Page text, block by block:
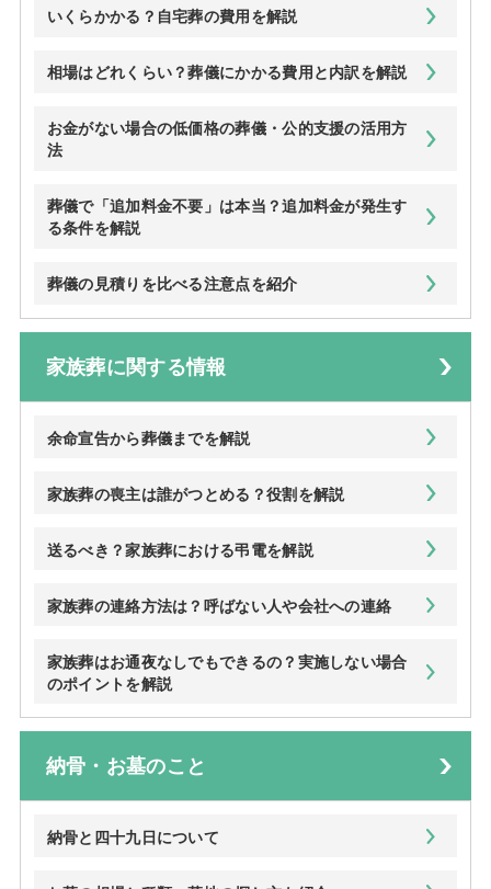
いくらかかる？自宅葬の費用を解説
相場はどれくらい？葬儀にかかる費用と内訳を解説
お金がない場合の低価格の葬儀・公的支援の活用方
法
葬儀で「追加料金不要」は本当？追加料金が発生す
る条件を解説
葬儀の見積りを比べる注意点を紹介
家族葬に関する情報
余命宣告から葬儀までを解説
家族葬の喪主は誰がつとめる？役割を解説
送るべき？家族葬における弔電を解説
家族葬の連絡方法は？呼ばない人や会社への連絡
家族葬はお通夜なしでもできるの？実施しない場合
のポイントを解説
納骨・お墓のこと
納骨と四十九日について